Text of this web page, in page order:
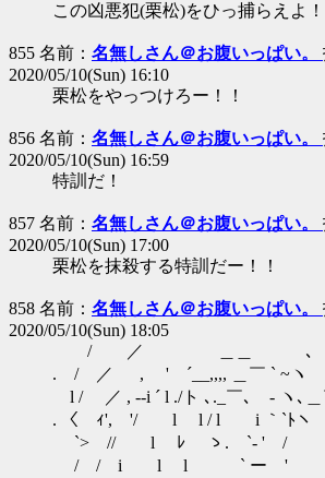
この凶悪犯(栗松)をひっ捕らえよ！
855 名前： 名無しさん＠お腹いっぱい。
2020/05/10(Sun) 16:10
栗松をやっつけろー！！
856 名前： 名無しさん＠お腹いっぱい。
2020/05/10(Sun) 16:59
特訓だ！
857 名前： 名無しさん＠お腹いっぱい。
2020/05/10(Sun) 17:00
栗松を抹殺する特訓だー！！
858 名前： 名無しさん＠お腹いっぱい。
2020/05/10(Sun) 18:05
/ ／ ＿＿ ､ ヽ
. / ／ , ' ´__,,,, ＿￣ `
l / ／ , -‐i ´ l ./ト ､._￣､ - ヽ､＿
. 〈 ｨ', '/ l l / l i ｀`ﾄヽ
`> // l ﾚ ゝ. `- ' / __,,
/ / i l l ` ー ' /